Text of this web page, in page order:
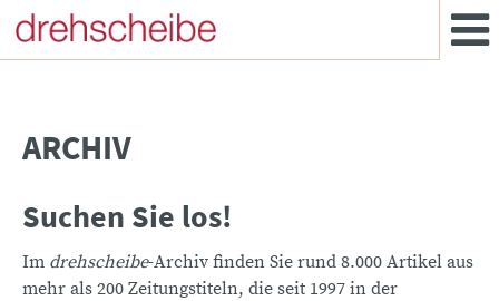
ARCHIV
Suchen Sie los!
Im drehscheibe-Archiv finden Sie rund 8.000 Artikel aus
mehr als 200 Zeitungstiteln, die seit 1997 in der